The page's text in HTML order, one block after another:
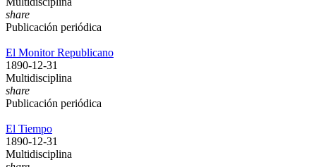
share
Publicación periódica
El Monitor Republicano
1890-12-31
Multidisciplina
share
Publicación periódica
El Tiempo
1890-12-31
Multidisciplina